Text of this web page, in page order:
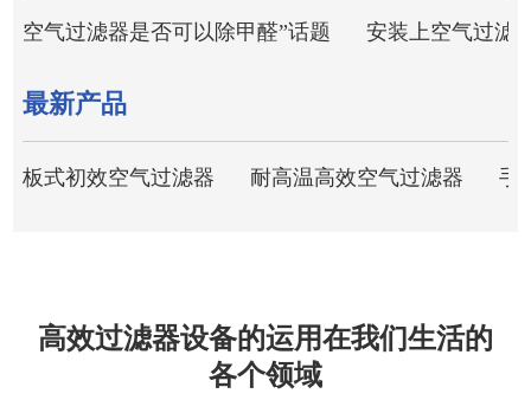
空气过滤器是否可以除甲醛”话题 安装上空气过滤
最新产品
板式初效空气过滤器 耐高温高效空气过滤器 手
高效过滤器设备的运用在我们生活的
各个领域